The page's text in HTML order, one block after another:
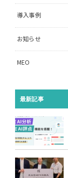
導入事例
お知らせ
MEO
最新記事